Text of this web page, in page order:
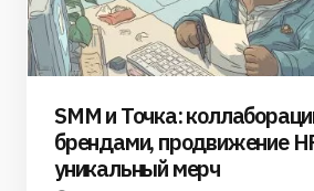
SMM и Точка:
брендами, продвижение
уникальный мерч